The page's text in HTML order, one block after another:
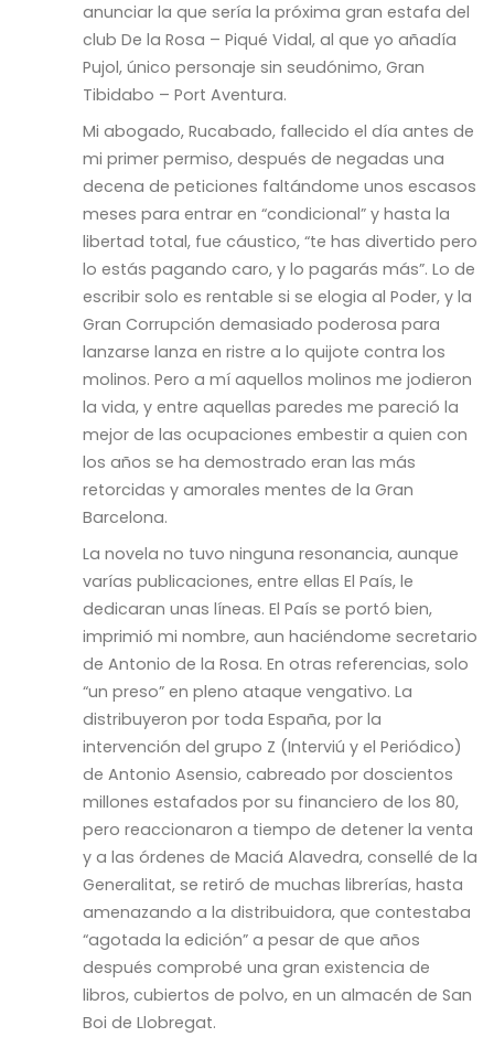
anunciar la que sería la próxima gran estafa del
club De la Rosa – Piqué Vidal, al que yo añadía
Pujol, único personaje sin seudónimo, Gran
Tibidabo – Port Aventura.
Mi abogado, Rucabado, fallecido el día antes de
mi primer permiso, después de negadas una
decena de peticiones faltándome unos escasos
meses para entrar en “condicional” y hasta la
libertad total, fue cáustico, “te has divertido pero
lo estás pagando caro, y lo pagarás más”. Lo de
escribir solo es rentable si se elogia al Poder, y la
Gran Corrupción demasiado poderosa para
lanzarse lanza en ristre a lo quijote contra los
molinos. Pero a mí aquellos molinos me jodieron
la vida, y entre aquellas paredes me pareció la
mejor de las ocupaciones embestir a quien con
los años se ha demostrado eran las más
retorcidas y amorales mentes de la Gran
Barcelona.
La novela no tuvo ninguna resonancia, aunque
varías publicaciones, entre ellas El País, le
dedicaran unas líneas. El País se portó bien,
imprimió mi nombre, aun haciéndome secretario
de Antonio de la Rosa. En otras referencias, solo
“un preso” en pleno ataque vengativo. La
distribuyeron por toda España, por la
intervención del grupo Z (Interviú y el Periódico)
de Antonio Asensio, cabreado por doscientos
millones estafados por su financiero de los 80,
pero reaccionaron a tiempo de detener la venta
y a las órdenes de Maciá Alavedra, consellé de la
Generalitat, se retiró de muchas librerías, hasta
amenazando a la distribuidora, que contestaba
“agotada la edición” a pesar de que años
después comprobé una gran existencia de
libros, cubiertos de polvo, en un almacén de San
Boi de Llobregat.